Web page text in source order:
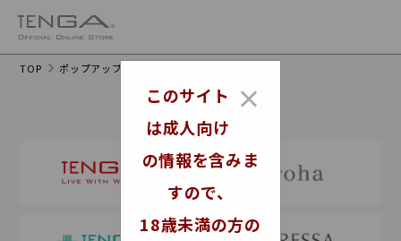
TOP ポップアップテスト
×
このサイト
は成人向け
の情報を含みま
すので、
18歳未満の方の
TENGAの全ブランド